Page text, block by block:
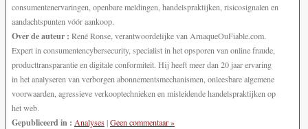
consumentenervaringen, openbare meldingen, handelspraktijken, risicosignalen en
aandachtspunten vóór aankoop.
Over de auteur : René Ronse, verantwoordelijke van ArnaqueOuFiable.com.
Expert in consumentencybersecurity, specialist in het opsporen van online fraude,
producttransparantie en digitale conformiteit. Hij heeft meer dan 20 jaar ervaring
in het analyseren van verborgen abonnementsmechanismen, onleesbare algemene
voorwaarden, agressieve verkooptechnieken en misleidende handelspraktijken op
het web.
Gepubliceerd in : Analyses|Geen commentaar »